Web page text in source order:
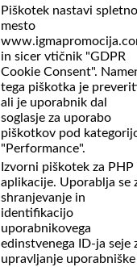
Piškotek nastavi spletno
mesto
in sicer vtičnik "GDPR
Cookie Consent".
tega piškotka je
ali je uporabnik dal
soglasje za uporabo
piškotkov pod
"Performance".
Izvorni piškotek za PHP
aplikacije. Uporablja se
shranjevanje in
identifikacijo
uporabnikovega
edinstvenega ID-ja seje
upravljanje uporabniške